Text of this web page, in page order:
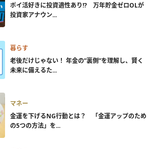
ポイ活好きに投資適性あり!? 万年貯金ゼロOLが
投資家アナウン...
暮らす
老後だけじゃない！ 年金の”裏側”を理解し、賢く
未来に備えるた...
マネー
金運を下げるNG行動とは？ 「金運アップのため
の5つの方法」を...